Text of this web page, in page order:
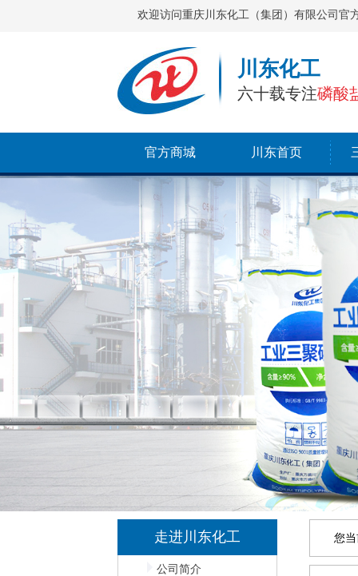
欢迎访问重庆川东化工（集团）有限公司官
川东化工
六十载专注磷酸
官方商城 川东首页
走进川东化工
公司简介
您